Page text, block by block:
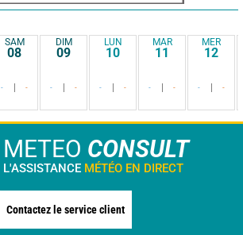
SAM
08
- -
DIM
09
- -
LUN
10
- -
MAR
11
- -
MER
12
- -
METEO CONSULT
L'ASSISTANCE MÉTÉO EN DIRECT
Contactez le service client